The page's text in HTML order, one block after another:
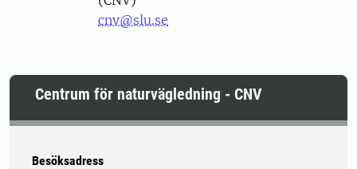
cnv@slu.se
Centrum för naturvägledning - CNV
Besöksadress